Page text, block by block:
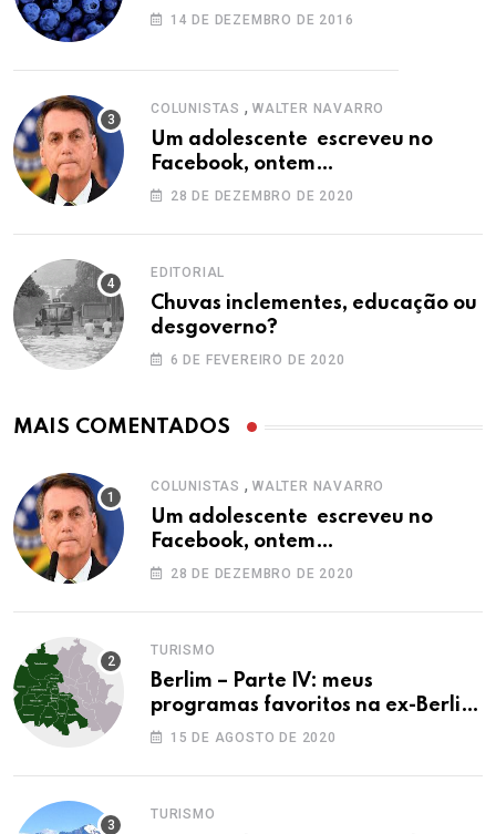
14 DE DEZEMBRO DE 2016
COLUNISTAS , WALTER NAVARRO
Um adolescente escreveu no
Facebook, ontem…
28 DE DEZEMBRO DE 2020
EDITORIAL
Chuvas inclementes, educação ou
desgoverno?
6 DE FEVEREIRO DE 2020
MAIS COMENTADOS
COLUNISTAS , WALTER NAVARRO
Um adolescente escreveu no
Facebook, ontem…
28 DE DEZEMBRO DE 2020
TURISMO
Berlim – Parte IV: meus
programas favoritos na ex-Berlim
Ocidental
15 DE AGOSTO DE 2020
TURISMO